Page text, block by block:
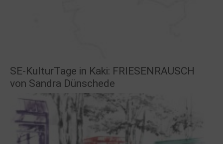
SE-KulturTage in Kaki: FRIESENRAUSCH
von Sandra Dünschede